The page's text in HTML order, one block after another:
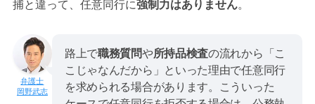
捕と違って、任意同行に強制力はありません。
岡野武志
路上で職務質問や所持品検査の流れから「こ
こじゃなんだから」といった理由で任意同行
を求められる場合があります。こういった